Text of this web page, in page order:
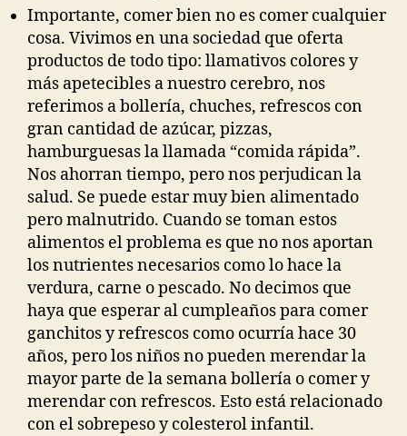
Importante, comer bien no es comer cualquier
cosa. Vivimos en una sociedad que oferta
productos de todo tipo: llamativos colores y
más apetecibles a nuestro cerebro, nos
referimos a bollería, chuches, refrescos con
gran cantidad de azúcar, pizzas,
hamburguesas la llamada “comida rápida”.
Nos ahorran tiempo, pero nos perjudican la
salud. Se puede estar muy bien alimentado
pero malnutrido. Cuando se toman estos
alimentos el problema es que no nos aportan
los nutrientes necesarios como lo hace la
verdura, carne o pescado. No decimos que
haya que esperar al cumpleaños para comer
ganchitos y refrescos como ocurría hace 30
años, pero los niños no pueden merendar la
mayor parte de la semana bollería o comer y
merendar con refrescos. Esto está relacionado
con el sobrepeso y colesterol infantil.